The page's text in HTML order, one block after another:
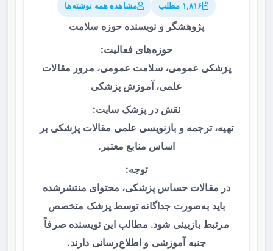
۱,۸۱۶ مطلب مشاهده همه نوشته‌ها
پژوهشگر و نویسنده حوزه سلامت
حوزه‌های فعالیت:
پزشکی عمومی، سلامت عمومی، مرور مقالات
علمی، آموزش پزشکی
نقش در پزشک سایت:
تهیه، ترجمه و بازنویسی علمی مقالات پزشکی بر
اساس منابع معتبر.
توجه:
در مقالات حساس پزشکی، محتوای منتشرشده
باید به‌صورت جداگانه توسط پزشک متخصص
مرتبط بازبینی شود. مطالب این نویسنده صرفاً
جنبه آموزشی و اطلاع‌رسانی دارند.